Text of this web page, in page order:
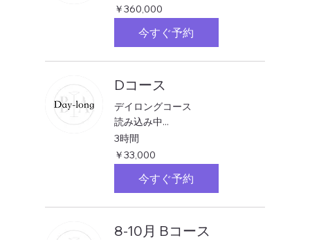
360,000
円
￥360,000
今すぐ予約
Dコース
デイロングコース
読み込み中...
3時間
33,000
円
￥33,000
今すぐ予約
8-10月 Bコース